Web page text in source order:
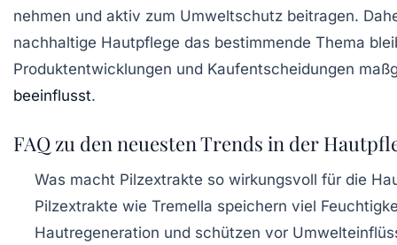
nehmen und aktiv zum Umweltschutz beitragen.
nachhaltige Hautpflege das bestimmende Thema
Produktentwicklungen und Kaufentscheidungen
beeinflusst.
FAQ zu den neuesten Trends in der
Was macht Pilzextrakte so wirkungsvoll für die
Pilzextrakte wie Tremella speichern viel
Hautregeneration und schützen vor